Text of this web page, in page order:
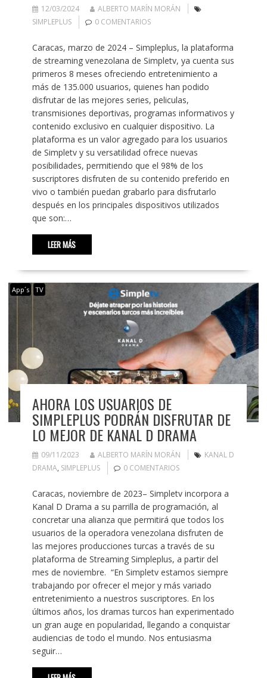
12/03/2024
ALBERTO MARÍN MORÁN
SIMPLEPLUS
0 COMENTARIOS
Caracas, marzo de 2024 – Simpleplus, la plataforma
de streaming venezolana de Simpletv, ya cuenta sus
primeros 8 meses ofreciendo entretenimiento a
más de 135.000 usuarios, quienes han podido
disfrutar de las mejores series, peliculas,
transmisiones deportivas, programas informativos y
contenido exclusivo en cualquier dispositivo. La
plataforma es un valor agregado para los usuarios
de Simpletv y su versatilidad ofrece nuevas
posibilidades, permitiendo que el 98% de los
suscriptores disfruten de su contenido preferido en
vivo o también puedan grabarlo para disfrutarlo
después en los principales dispositivos utilizados
que son:…
LEER MÁS
App´s TV
AHORA LOS USUARIOS DE
SIMPLEPLUS PODRÁN DISFRUTAR DE
LO MEJOR DE KANAL D DRAMA
09/11/2023 ALBERTO MARÍN MORÁN
KANAL D
DRAMA, SIMPLEPLUS 0 COMENTARIOS
Caracas, noviembre de 2023– Simpletv incorpora a
Kanal D Drama a su parrilla de programación, al
concretar una alianza que permitirá que todos los
usuarios de la operadora venezolana disfruten de
las mejores producciones turcas a través de su
plataforma de Streaming Simpleplus, a partir del
mes de noviembre. “En Simpletv estamos siempre
trabajando por ofrecer el mejor y más variado
entretenimiento a nuestros suscriptores. En los
últimos años, los dramas turcos han experimentado
un gran auge en popularidad, llegando a conquistar
audiencias de todo el mundo. Nos entusiasma
seguir…